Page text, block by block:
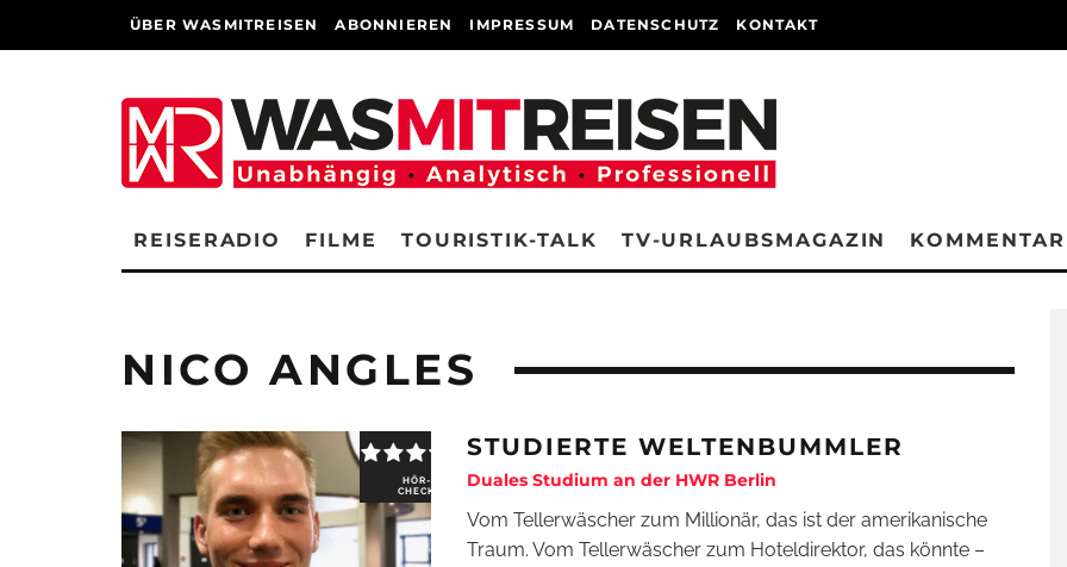
ÜBER WASMITREISEN ABONNIEREN IMPRESSUM DATENSCHUTZ KONTAKT
REISERADIO FILME TOURISTIK-TALK TV-URLAUBSMAGAZIN
NICO ANGLES
HÖR-
CHECK
STUDIERTE WELTENBUMMLER
Duales Studium an der HWR Berlin
Vom Tellerwäscher zum Millionär, das ist der amerikanische
Traum. Vom Tellerwäscher zum Hoteldirektor, das könnte –